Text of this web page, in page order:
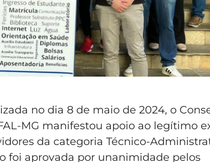
no dia 8 de maio de 2024, o
MG manifestou apoio ao legítimo
da categoria Técnico-
foi aprovada por unanimidade pelos